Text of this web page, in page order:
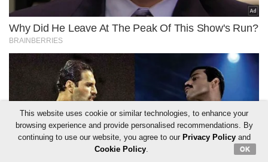
This website uses cookie or similar technologies, to enhance your
browsing experience and provide personalised recommendations. By
continuing to use our website, you agree to our Privacy Policyand
Cookie Policy. OK